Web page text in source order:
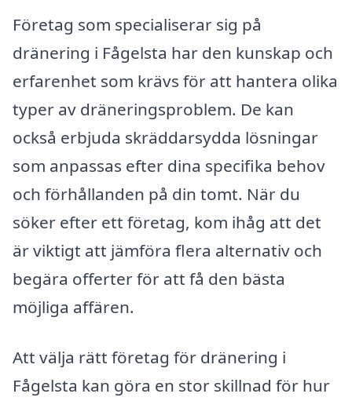
Företag som specialiserar sig på
dränering i Fågelsta har den kunskap och
erfarenhet som krävs för att hantera olika
typer av dräneringsproblem. De kan
också erbjuda skräddarsydda lösningar
som anpassas efter dina specifika behov
och förhållanden på din tomt. När du
söker efter ett företag, kom ihåg att det
är viktigt att jämföra flera alternativ och
begära offerter för att få den bästa
möjliga affären.
Att välja rätt företag för dränering i
Fågelsta kan göra en stor skillnad för hur